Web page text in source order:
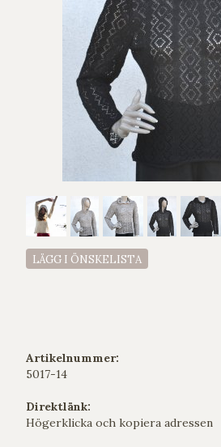
LÄGG I ÖNSKELISTA
Artikelnummer:
5017-14
Direktlänk:
Högerklicka och kopiera adressen